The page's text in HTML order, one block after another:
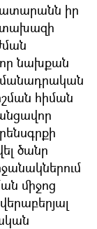
իր
որ նախքան
հիման
ծանր
միջոց